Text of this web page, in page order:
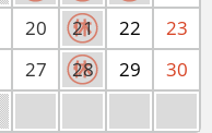
20 21 22
23
27 28 29
30